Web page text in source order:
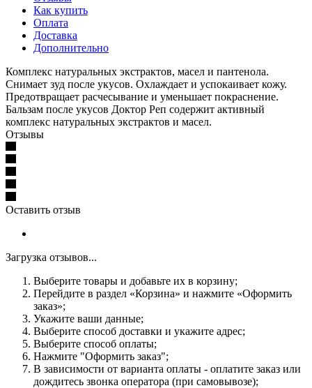
Как купить
Оплата
Доставка
Дополнительно
Комплекс натуральных экстрактов, масел и пантенола.
Снимает зуд после укусов. Охлаждает и успокаивает кожу.
Предотвращает расчесывание и уменьшает покраснение.
Бальзам после укусов Доктор Реп содержит активный
комплекс натуральных экстрактов и масел.
Отзывы
Оставить отзыв
Загрузка отзывов...
Выберите товары и добавьте их в корзину;
Перейдите в раздел «Корзина» и нажмите «Оформить
заказ»;
Укажите ваши данные;
Выберите способ доставки и укажите адрес;
Выберите способ оплаты;
Нажмите "Оформить заказ";
В зависимости от варианта оплаты - оплатите заказ или
дождитесь звонка оператора (при самовывозе);